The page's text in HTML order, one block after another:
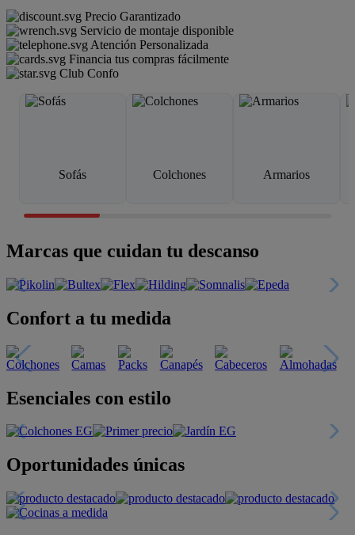
Precio Garantizado
Servicio de montaje disponible
Atención Personalizada
Financia tus compras fácilmente
Club Confo
Sofás Colchones Armarios
Marcas que cuidan tu descanso
Confort a tu medida
Esenciales con estilo
Oportunidades únicas